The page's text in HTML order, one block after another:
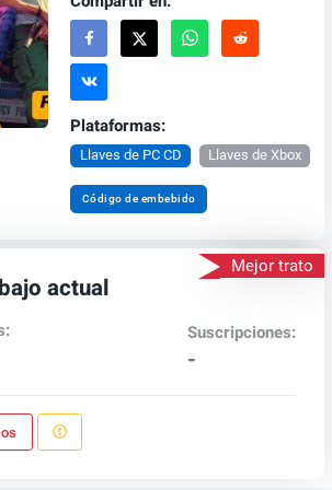
mucho más. Explora una Vice
City renovada con ubicacio...
Plataformas:
Llaves de PC CD Llaves de Xbox
Código de embebido
Mejor trato
actual
Suscripciones:
-